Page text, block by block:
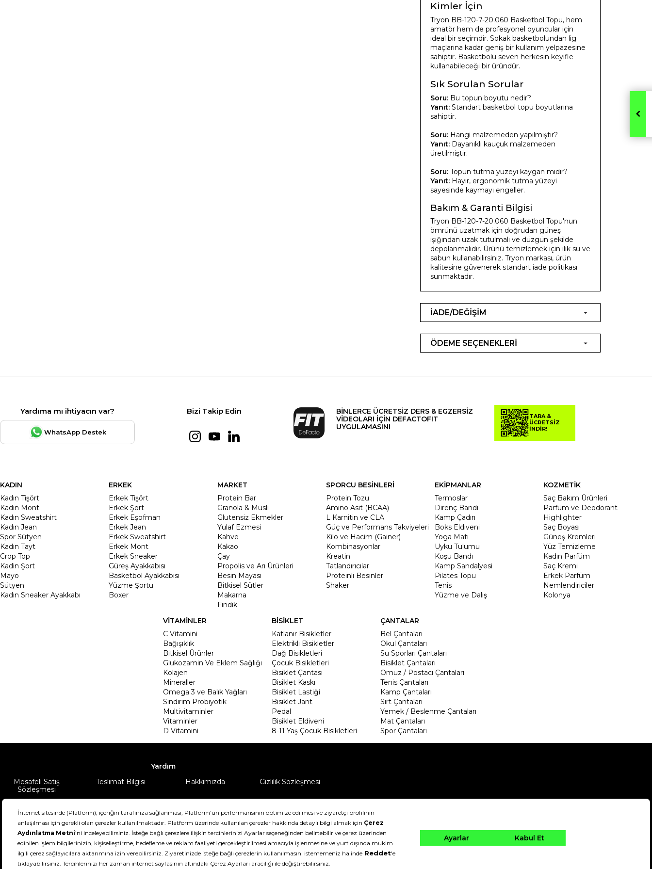
Kimler İçin
Tryon BB-120-7-20.060 Basketbol Topu, hem
amatör hem de profesyonel oyuncular için
ideal bir seçimdir. Sokak basketbolundan lig
maçlarına kadar geniş bir kullanım yelpazesine
sahiptir. Basketbolu seven herkesin keyifle
kullanabileceği bir üründür.
Sık Sorulan Sorular
Soru: Bu topun boyutu nedir?
Yanıt: Standart basketbol topu boyutlarına
sahiptir.
Soru: Hangi malzemeden yapılmıştır?
Yanıt: Dayanıklı kauçuk malzemeden
üretilmiştir.
Soru: Topun tutma yüzeyi kaygan mıdır?
Yanıt: Hayır, ergonomik tutma yüzeyi
sayesinde kaymayı engeller.
Bakım & Garanti Bilgisi
Tryon BB-120-7-20.060 Basketbol Topu'nun
ömrünü uzatmak için doğrudan güneş
ışığından uzak tutulmalı ve düzgün şekilde
depolanmalıdır. Ürünü temizlemek için ılık su ve
sabun kullanabilirsiniz. Tryon markası, ürün
kalitesine güvenerek standart iade politikası
sunmaktadır.
İADE/DEĞİŞİM
ÖDEME SEÇENEKLERİ
Yardıma mı ihtiyacın var?
WhatsApp Destek
Bizi Takip Edin
BİNLERCE ÜCRETSİZ DERS & EGZERSİZ
VİDEOLARI İÇİN DEFACTOFIT
UYGULAMASINI
TARA &
ÜCRETSİZ
İNDİR!
KADIN
Kadın Tişört
Kadın Mont
Kadın Sweatshirt
Kadın Jean
Spor Sütyen
Kadın Tayt
Crop Top
Kadin Şort
Mayo
Sütyen
Kadın Sneaker Ayakkabı
ERKEK
Erkek Tişört
Erkek Şort
Erkek Eşofman
Erkek Jean
Erkek Sweatshirt
Erkek Mont
Erkek Sneaker
Güreş Ayakkabısı
Basketbol Ayakkabısı
Yüzme Şortu
Boxer
MARKET
Protein Bar
Granola & Müsli
Glutensiz Ekmekler
Yulaf Ezmesi
Kahve
Kakao
Çay
Propolis ve Arı Ürünleri
Besin Mayası
Bitkisel Sütler
Makarna
Fındık
SPORCU BESİNLERİ
Protein Tozu
Amino Asit (BCAA)
L Karnitin ve CLA
Güç ve Performans Takviyeleri
Kilo ve Hacim (Gainer)
Kombinasyonlar
Kreatin
Tatlandırıcılar
Proteinli Besinler
Shaker
EKİPMANLAR
Termoslar
Direnç Bandı
Kamp Çadırı
Boks Eldiveni
Yoga Matı
Uyku Tulumu
Koşu Bandı
Kamp Sandalyesi
Pilates Topu
Tenis
Yüzme ve Dalış
KOZMETİK
Saç Bakım Ürünleri
Parfüm ve Deodorant
Highlighter
Saç Boyası
Güneş Kremleri
Yüz Temizleme
Kadın Parfüm
Saç Kremi
Erkek Parfüm
Nemlendiriciler
Kolonya
VİTAMİNLER
C Vitamini
Bağışıklık
Bitkisel Ürünler
Glukozamin Ve Eklem Sağlığı
Kolajen
Mineraller
Omega 3 ve Balık Yağları
Sindirim Probiyotik
Multivitaminler
Vitaminler
D Vitamini
BİSİKLET
Katlanır Bisikletler
Elektrikli Bisikletler
Dağ Bisikletleri
Çocuk Bisikletleri
Bisiklet Çantası
Bisiklet Kaskı
Bisiklet Lastiği
Bisiklet Jant
Pedal
Bisiklet Eldiveni
8-11 Yaş Çocuk Bisikletleri
ÇANTALAR
Bel Çantaları
Okul Çantaları
Su Sporları Çantaları
Bisiklet Çantaları
Omuz / Postacı Çantaları
Tenis Çantaları
Kamp Çantaları
Sırt Çantaları
Yemek / Beslenme Çantaları
Mat Çantaları
Spor Çantaları
Yardım
Mesafeli Satış
Sözleşmesi
Teslimat Bilgisi Hakkımızda Gizlilik Sözleşmesi
DeFactoFIT ©️ 2022-2026. Tüm hakları saklıdır.